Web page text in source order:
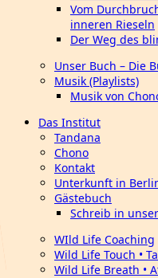
Vom
inneren Rieseln
Der Weg des
Unser Buch – Die
Musik (Playlists)
Musik von
Das Institut
Tandana
Chono
Kontakt
Unterkunft in
Gästebuch
Schreib in
WIld Life Coaching
Wild Life Touch •
Wild Life Breath •